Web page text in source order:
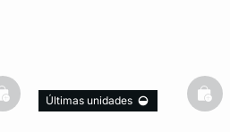
basketfullÚltimas unidades